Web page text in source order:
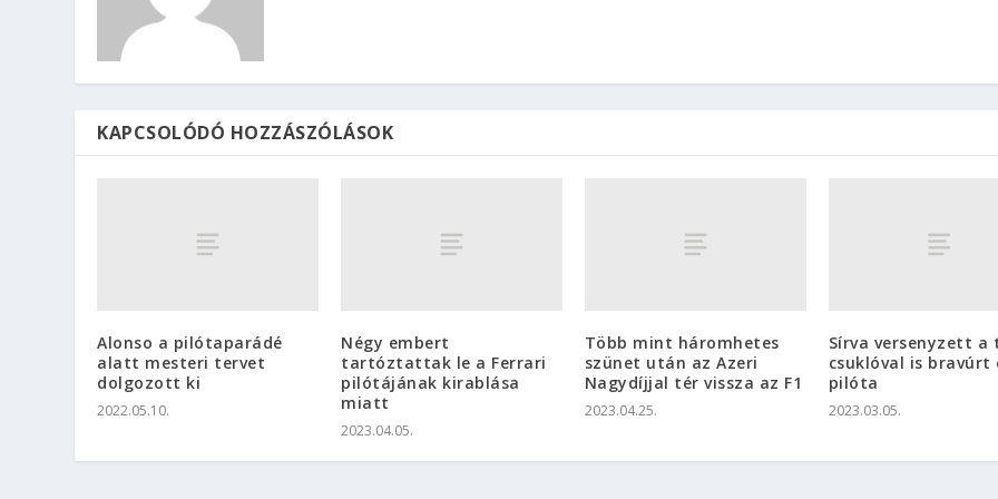
KAPCSOLÓDÓ HOZZÁSZÓLÁSOK
Alonso a pilótaparádé
alatt mesteri tervet
dolgozott ki
2022.05.10.
Négy embert
tartóztattak le a Ferrari
pilótájának kirablása
miatt
2023.04.05.
Több mint háromhetes
szünet után az Azeri
Nagydíjjal tér vissza az F1
2023.04.25.
Sírva versenyzett
csuklóval is bravúrt
pilóta
2023.03.05.